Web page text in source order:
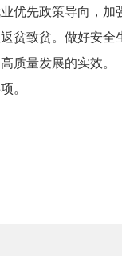
优先政策导向，
贫致贫。做好安
质量发展的实效。
。